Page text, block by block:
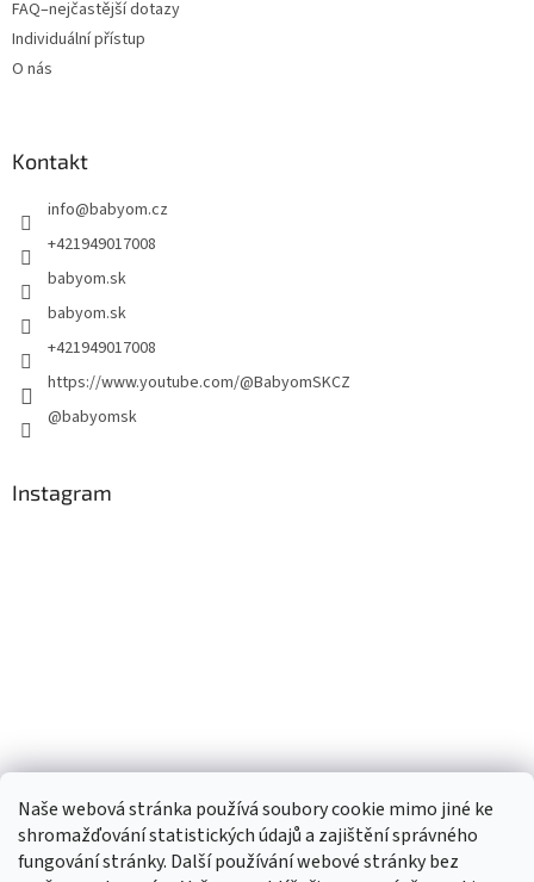
Naše webová stránka používá soubory cookie mimo jiné ke
shromažďování statistických údajů a zajištění správného
fungování stránky. Další používání webové stránky bez
FAQ–nejčastější dotazy
Individuální přístup
O nás
Kontakt
info@babyom.cz
+421949017008
babyom.sk
babyom.sk
+421949017008
https://www.youtube.com/@BabyomSKCZ
@babyomsk
Instagram